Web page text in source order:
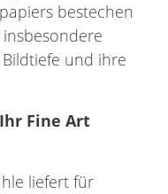
bestechen
und ihre
Fine Art
liefert für